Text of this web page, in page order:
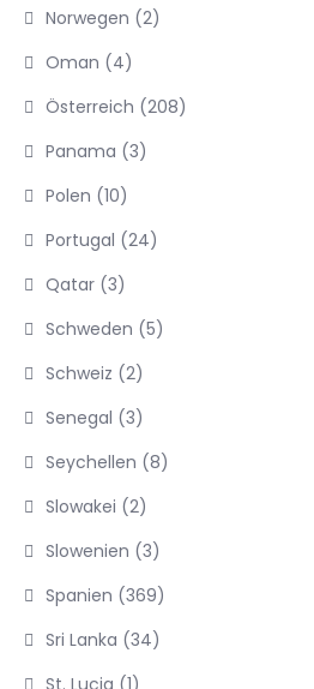
Norwegen (2)
Oman (4)
Österreich (208)
Panama (3)
Polen (10)
Portugal (24)
Qatar (3)
Schweden (5)
Schweiz (2)
Senegal (3)
Seychellen (8)
Slowakei (2)
Slowenien (3)
Spanien (369)
Sri Lanka (34)
St. Lucia (1)